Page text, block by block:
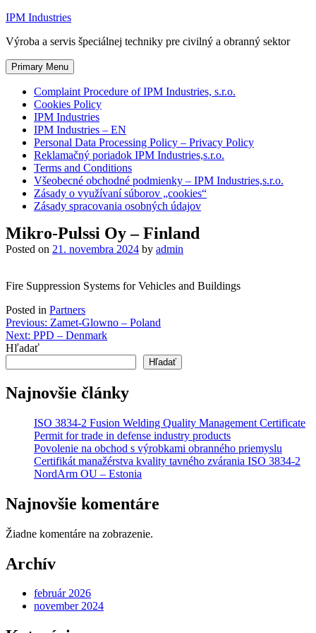
Skip
content
IPM Industries
Výroba a servis špeciálnej techniky pre civilný a obranný sektor
Primary Menu
Complaint Procedure of IPM Industries, s.r.o.
Cookies Policy
IPM Industries
IPM Industries – EN
Personal Data Processing Policy – Privacy Policy
Reklamačný poriadok IPM Industries,s.r.o.
Terms and Conditions
Všeobecné obchodné podmienky – IPM Industries,s.r.o.
Zásady o využívaní súborov „cookies“
Zásady spracovania osobných údajov
Mikro-Pulssi Oy – Finland
Posted on 21. novembra 2024 by admin
Fire Suppression Systems for Vehicles and Buildings
Posted in Partners
Navigácia
v
Previous: Zamet-Glowno – Poland
Next: PPD – Denmark
Hľadať
Hľadať
Najnovšie články
ISO 3834-2 Fusion Welding Quality Management Certificate
Permit for trade in defense industry products
Povolenie na obchod s výrobkami obranného priemyslu
Certifikát manažérstva kvality tavného zvárania ISO 3834-2
NordArm OU – Estonia
Najnovšie komentáre
Žiadne komentáre na zobrazenie.
Archív
február 2026
november 2024